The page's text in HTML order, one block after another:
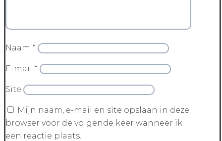
Naam *
E-mail *
Site
Mijn naam, e-mail en site opslaan in deze
browser voor de volgende keer wanneer ik
een reactie plaats.